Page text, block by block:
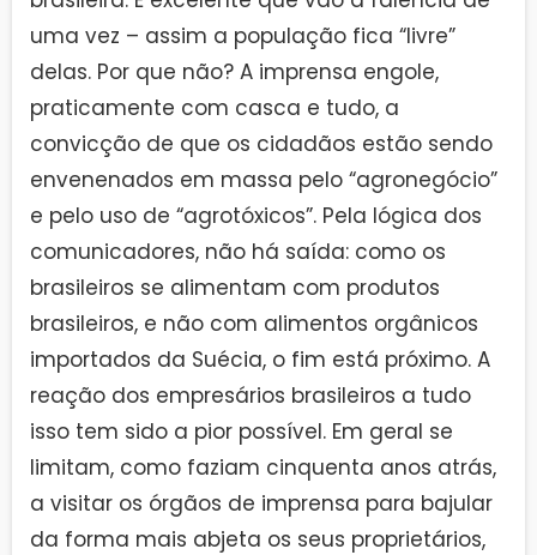
uma vez – assim a população fica “livre”
delas. Por que não? A imprensa engole,
praticamente com casca e tudo, a
convicção de que os cidadãos estão sendo
envenenados em massa pelo “agronegócio”
e pelo uso de “agrotóxicos”. Pela lógica dos
comunicadores, não há saída: como os
brasileiros se alimentam com produtos
brasileiros, e não com alimentos orgânicos
importados da Suécia, o fim está próximo. A
reação dos empresários brasileiros a tudo
isso tem sido a pior possível. Em geral se
limitam, como faziam cinquenta anos atrás,
a visitar os órgãos de imprensa para bajular
da forma mais abjeta os seus proprietários,